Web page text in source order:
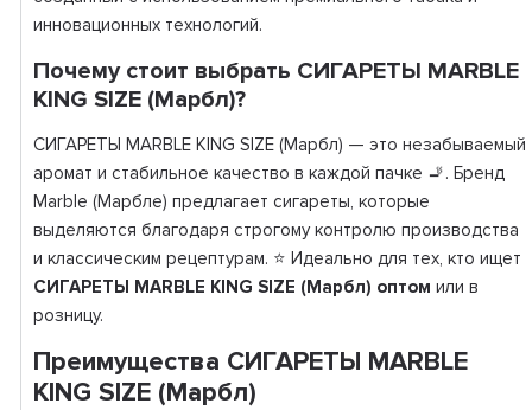
инновационных технологий.
Почему стоит выбрать СИГАРЕТЫ MARBLE
KING SIZE (Марбл)?
СИГАРЕТЫ MARBLE KING SIZE (Марбл) — это незабываемый
аромат и стабильное качество в каждой пачке 🚬. Бренд
Marble (Марбле) предлагает сигареты, которые
выделяются благодаря строгому контролю производства
и классическим рецептурам. ⭐ Идеально для тех, кто ищет
СИГАРЕТЫ MARBLE KING SIZE (Марбл) оптом или в
розницу.
Преимущества СИГАРЕТЫ MARBLE
KING SIZE (Марбл)